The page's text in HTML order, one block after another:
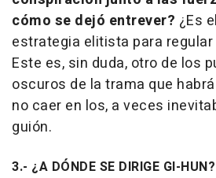
cómo se dejó entrever? ¿Es
estrategia elitista para
Este es, sin duda, otro de los
oscuros de la trama que
no caer en los, a veces
guión.
3.- ¿A DÓNDE SE DIRIGE GI-HUN?